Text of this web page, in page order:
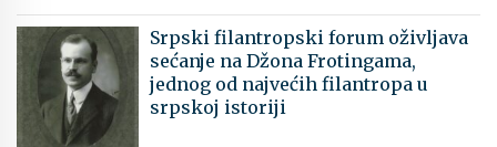
Srpski filantropski forum oživljava
sećanje na Džona Frotingama,
jednog od najvećih filantropa u
srpskoj istoriji